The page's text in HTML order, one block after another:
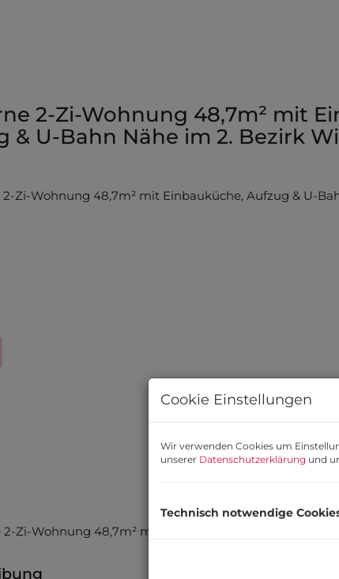
2-Zi-Wohnung 48,7m² mit
& U-Bahn Nähe im 2. Bezirk
Cookie Einstellungen
Wir verwenden Cookies um
unserer Datenschutzerklärung und
Technisch notwendige